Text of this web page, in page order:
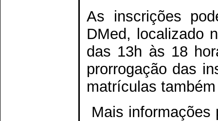
As inscrições
DMed, localizado
das 13h às 18
prorrogação das
matrículas
Mais informações